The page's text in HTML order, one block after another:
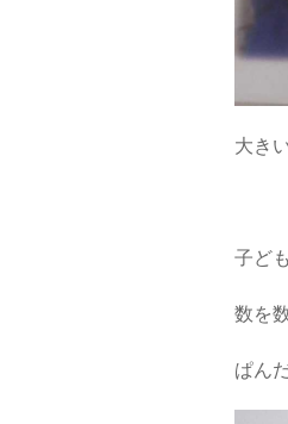
大き
子ど
数を
ぱん